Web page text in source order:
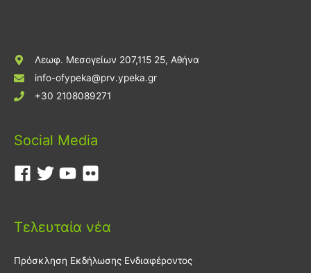
Λεωφ. Μεσογείων 207,115 25, Αθήνα
info-ofypeka@prv.ypeka.gr
+30 2108089271
Social Media
Τελευταία νέα
Πρόσκληση Εκδήλωσης Ενδιαφέροντος